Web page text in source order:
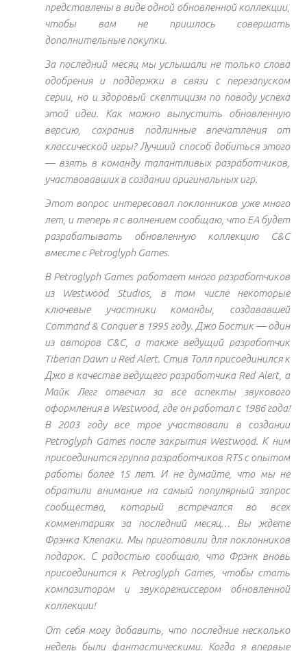
представлены в виде одной обновленной коллекции,
чтобы вам не пришлось совершать
дополнительные покупки.
За последний месяц мы услышали не только слова
одобрения и поддержки в связи с перезапуском
серии, но и здоровый скептицизм по поводу успеха
этой идеи. Как можно выпустить обновленную
версию, сохранив подлинные впечатления от
классической игры? Лучший способ добиться этого
— взять в команду талантливых разработчиков,
участвовавших в создании оригинальных игр.
Этот вопрос интересовал поклонников уже много
лет, и теперь я с волнением сообщаю, что EA будет
разрабатывать обновленную коллекцию C&C
вместе с Petroglyph Games.
В Petroglyph Games работает много разработчиков
из Westwood Studios, в том числе некоторые
ключевые участники команды, создававшей
Command & Conquer в 1995 году. Джо Бостик — один
из авторов C&C, а также ведущий разработчик
Tiberian Dawn и Red Alert. Стив Толл присоединился к
Джо в качестве ведущего разработчика Red Alert, а
Майк Легг отвечал за все аспекты звукового
оформления в Westwood, где он работал с 1986 года!
В 2003 году все трое участвовали в создании
Petroglyph Games после закрытия Westwood. К ним
присоединится группа разработчиков RTS с опытом
работы более 15 лет. И не думайте, что мы не
обратили внимание на самый популярный запрос
сообщества, который встречался во всех
комментариях за последний месяц… Вы ждете
Фрэнка Клепаки. Мы приготовили для поклонников
подарок. С радостью сообщаю, что Фрэнк вновь
присоединится к Petroglyph Games, чтобы стать
композитором и звукорежиссером обновленной
коллекции!
От себя могу добавить, что последние несколько
недель были фантастическими. Когда я впервые